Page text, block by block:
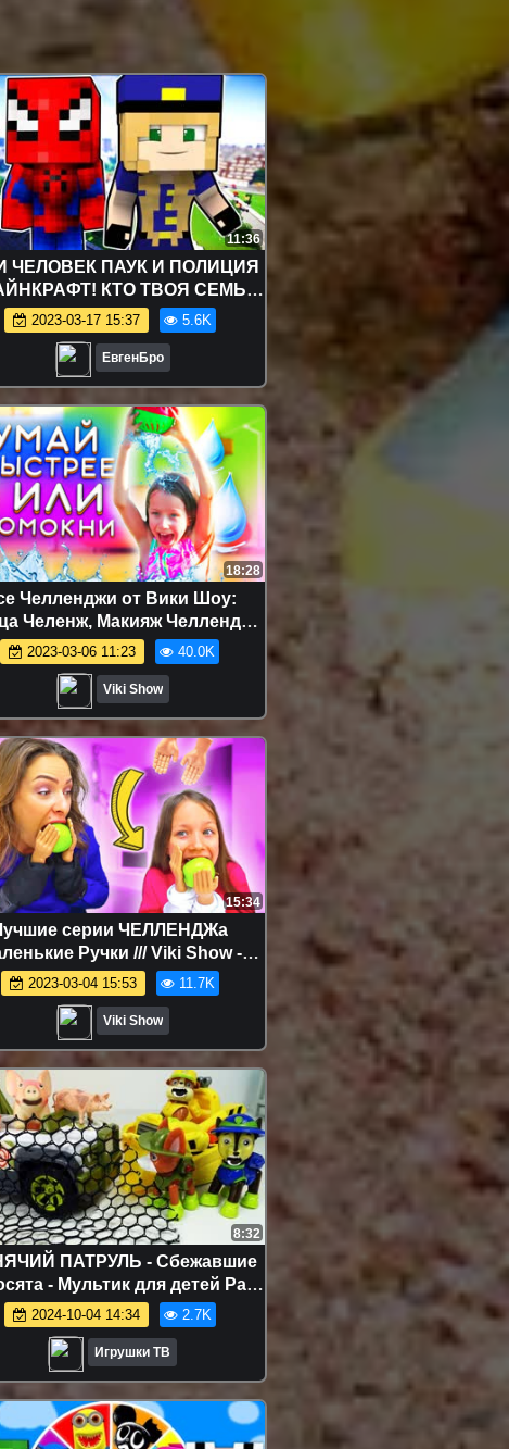
11:36
ЧЕЛОВЕК ПАУК И ПОЛИЦИЯ
КТО ТВОЯ СЕМЬЯ
MINECRAFT! WHO'S YOUR
FAMILY ROLEPLAY
2023-03-17 15:37 5.6K
ЕвгенБро
18:28
Челленджи от Вики Шоу:
Челенж, Макияж Челлендж,
Смузи Челлендж, Блинный
и др. - САМЫЙ МОКРЫЙ
Думай Быстрее Или
до Ниточки Splash Out
Challenge / Вики Шоу
2023-03-06 11:23 40.0K
Viki Show
15:34
серии ЧЕЛЛЕНДЖа
Ручки /// Viki Show -
МАЛЕНЬКИЕ РУЧКИ
Почистить Банан и
Съесть Яблоко Tiny Hands
Challenge / Вики Шоу
2023-03-04 15:53 11.7K
Viki Show
8:32
ПАТРУЛЬ - Сбежавшие
- Мультик для детей Paw
Patrol
2024-10-04 14:34 2.7K
Игрушки ТВ